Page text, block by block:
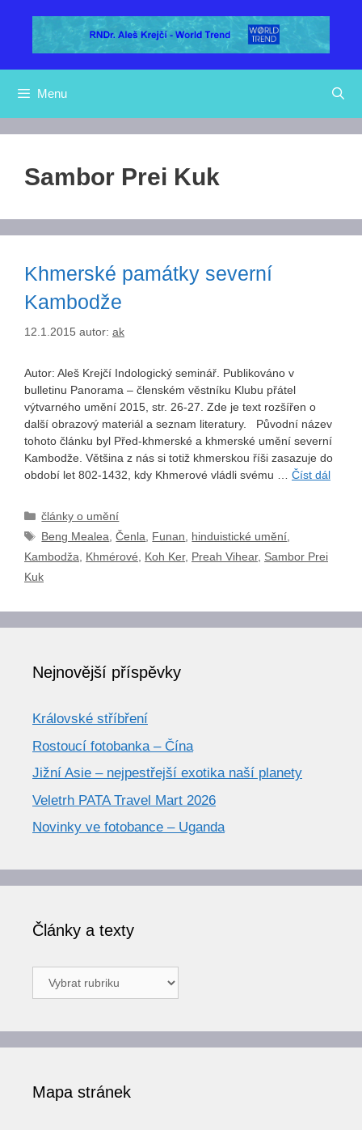
Menu
Sambor Prei Kuk
Khmerské památky severní
Kambodže
12.1.2015 autor: ak
Autor: Aleš Krejčí Indologický seminář. Publikováno v
bulletinu Panorama – členském věstníku Klubu přátel
výtvarného umění 2015, str. 26-27. Zde je text rozšířen o
další obrazový materiál a seznam literatury. Původní název
tohoto článku byl Před-khmerské a khmerské umění severní
Kambodže. Většina z nás si totiž khmerskou říši zasazuje do
období let 802-1432, kdy Khmerové vládli svému … Číst dál
Rubriky
články o umění
Štítky
Beng Mealea,Čenla, Funan, hinduistické umění,
Kambodža, Khmérové, Koh Ker, Preah Vihear, Sambor Prei
Kuk
Nejnovější příspěvky
Královské stříbření
Rostoucí fotobanka – Čína
Jižní Asie – nejpestřejší exotika naší planety
Veletrh PATA Travel Mart 2026
Novinky ve fotobance – Uganda
Články a texty
Články
a
Mapa stránek